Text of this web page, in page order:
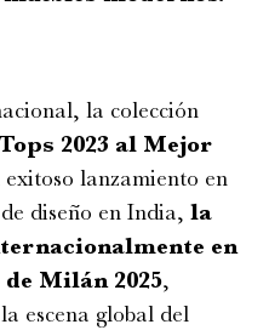
la colección
2023 al Mejor
exitoso lanzamiento en
diseño en India, la
en
Milán 2025,
escena global del